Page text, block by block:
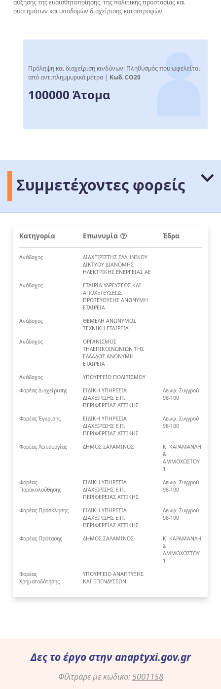
αύξησης της ευαισθητοποίησης, της πολιτικής προστασίας και
συστημάτων και υποδομών διαχείρισης καταστροφών
Πρόληψη και διαχείριση κινδύνων: Πληθυσμός που ωφελείται
από αντιπλημμυρικά μέτρα | Κωδ. CO20
100000 Άτομα
Συμμετέχοντες φορείς
Κατηγορία Επωνυμία Έδρα
Ανάδοχος
ΔΙΑΧΕΙΡΙΣΤΗΣ ΕΛΛΗΝΙΚΟΥ
ΔΙΚΤΥΟΥ ΔΙΑΝΟΜΗΣ
ΗΛΕΚΤΡΙΚΗΣ ΕΝΕΡΓΕΙΑΣ ΑΕ
Ανάδοχος
ΕΤΑΙΡΙΑ ΥΔΡΕΥΣΕΩΣ ΚΑΙ
ΑΠΟΧΕΤΕΥΣΕΩΣ
ΠΡΩΤΕΥΟΥΣΗΣ ΑΝΩΝΥΜΗ
ΕΤΑΙΡΕΙΑ
Ανάδοχος
ΘΕΜΕΛΗ ΑΝΩΝΥΜΟΣ
ΤΕΧΝΙΚΗ ΕΤΑΙΡΕΙΑ
Ανάδοχος
ΟΡΓΑΝΙΣΜΟΣ
ΤΗΛΕΠΙΚΟΙΝΩΝΙΩΝ ΤΗΣ
ΕΛΛΑΔΟΣ ΑΝΩΝΥΜΗ
ΕΤΑΙΡΕΙΑ
Ανάδοχος
ΥΠΟΥΡΓΕΙΟ ΠΟΛΙΤΙΣΜΟΥ
Φορέας Διαχείρισης
ΕΙΔΙΚΗ ΥΠΗΡΕΣΙΑ
ΔΙΑΧΕΙΡΙΣΗΣ Ε.Π.
ΠΕΡΙΦΕΡΕΙΑΣ ΑΤΤΙΚΗΣ
Λεωφ. Συγγρού
98-100
Φορέας Έγκρισης
ΕΙΔΙΚΗ ΥΠΗΡΕΣΙΑ
ΔΙΑΧΕΙΡΙΣΗΣ Ε.Π.
ΠΕΡΙΦΕΡΕΙΑΣ ΑΤΤΙΚΗΣ
Λεωφ. Συγγρού
98-100
Φορέας Λειτουργίας ΔΗΜΟΣ ΣΑΛΑΜΙΝΟΣ
Κ. ΚΑΡΑΜΑΝΛΗ
&
ΑΜΜΟΧΩΣΤΟΥ
1
Φορέας
Παρακολούθησης
ΕΙΔΙΚΗ ΥΠΗΡΕΣΙΑ
ΔΙΑΧΕΙΡΙΣΗΣ Ε.Π.
ΠΕΡΙΦΕΡΕΙΑΣ ΑΤΤΙΚΗΣ
Λεωφ. Συγγρού
98-100
Φορέας Πρόσκλησης
ΕΙΔΙΚΗ ΥΠΗΡΕΣΙΑ
ΔΙΑΧΕΙΡΙΣΗΣ Ε.Π.
ΠΕΡΙΦΕΡΕΙΑΣ ΑΤΤΙΚΗΣ
Λεωφ. Συγγρού
98-100
Φορέας Πρότασης ΔΗΜΟΣ ΣΑΛΑΜΙΝΟΣ
Κ. ΚΑΡΑΜΑΝΛΗ
&
ΑΜΜΟΧΩΣΤΟΥ
1
Φορέας
Χρηματοδότησης
ΥΠΟΥΡΓΕΙΟ ΑΝΑΠΤΥΞΗΣ
ΚΑΙ ΕΠΕΝΔΥΣΕΩΝ
Δες το έργο στην anaptyxi.gov.gr
Φίλτραρε με κωδικο:5001158